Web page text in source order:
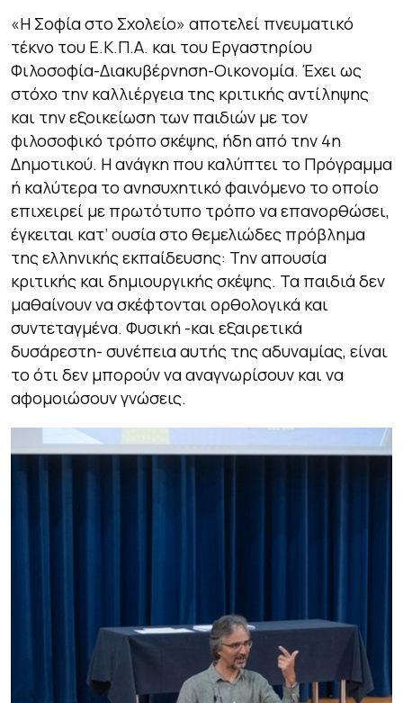
«Η Σοφία στο Σχολείο» αποτελεί πνευματικό
τέκνο του Ε.Κ.Π.Α. και του Εργαστηρίου
Φιλοσοφία-Διακυβέρνηση-Οικονομία. Έχει ως
στόχο την καλλιέργεια της κριτικής αντίληψης
και την εξοικείωση των παιδιών με τον
φιλοσοφικό τρόπο σκέψης, ήδη από την 4η
Δημοτικού. Η ανάγκη που καλύπτει το Πρόγραμμα
ή καλύτερα το ανησυχητικό φαινόμενο το οποίο
επιχειρεί με πρωτότυπο τρόπο να επανορθώσει,
έγκειται κατ’ ουσία στο θεμελιώδες πρόβλημα
της ελληνικής εκπαίδευσης: Την απουσία
κριτικής και δημιουργικής σκέψης. Τα παιδιά δεν
μαθαίνουν να σκέφτονται ορθολογικά και
συντεταγμένα. Φυσική -και εξαιρετικά
δυσάρεστη- συνέπεια αυτής της αδυναμίας, είναι
το ότι δεν μπορούν να αναγνωρίσουν και να
αφομοιώσουν γνώσεις.